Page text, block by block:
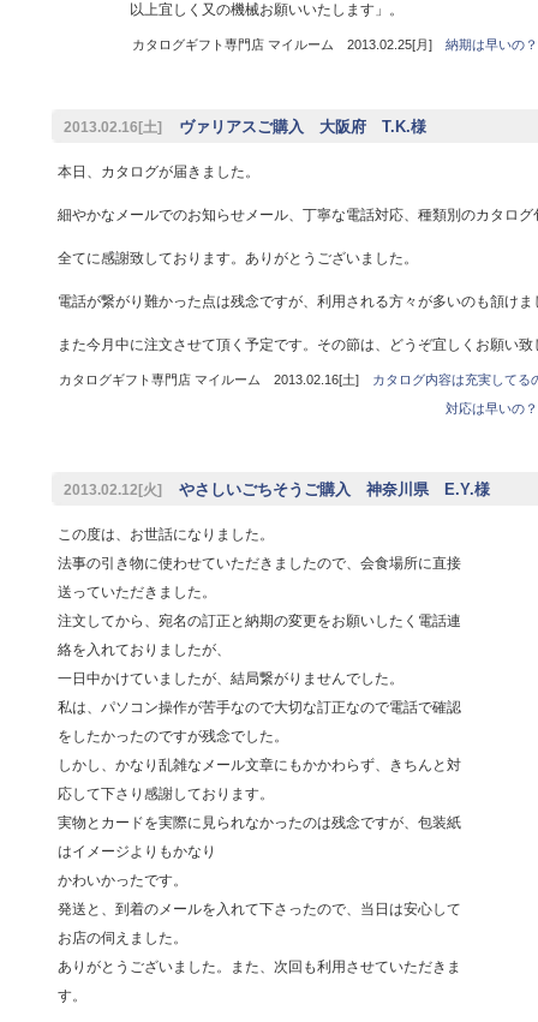
以上宜しく又の機械お願いいたします」。
カタログギフト専門店 マイルーム 2013.02.25[月] 納期は早いの？
2013.02.16[土] ヴァリアスご購入 大阪府 T.K.様
本日、カタログが届きました。
細やかなメールでのお知らせメール、丁寧な電話対応、種類別のカタログ
全てに感謝致しております。ありがとうございました。
電話が繋がり難かった点は残念ですが、利用される方々が多いのも頷けま
また今月中に注文させて頂く予定です。その節は、どうぞ宜しくお願い致
カタログギフト専門店 マイルーム 2013.02.16[土]
カタログ内容は充実してる
対応は早いの？
2013.02.12[火] やさしいごちそうご購入 神奈川県 E.Y.様
この度は、お世話になりました。
法事の引き物に使わせていただきましたので、会食場所に直接
送っていただきました。
注文してから、宛名の訂正と納期の変更をお願いしたく電話連
絡を入れておりましたが、
一日中かけていましたが、結局繋がりませんでした。
私は、パソコン操作が苦手なので大切な訂正なので電話で確認
をしたかったのですが残念でした。
しかし、かなり乱雑なメール文章にもかかわらず、きちんと対
応して下さり感謝しております。
実物とカードを実際に見られなかったのは残念ですが、包装紙
はイメージよりもかなり
かわいかったです。
発送と、到着のメールを入れて下さったので、当日は安心して
お店の伺えました。
ありがとうございました。また、次回も利用させていただきま
す。